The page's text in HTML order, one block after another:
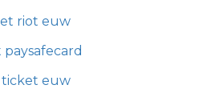
riot euw
euw